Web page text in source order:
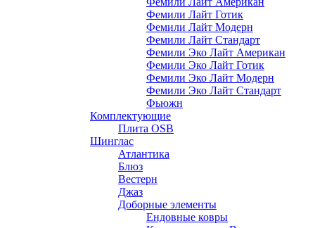
Фемили Лайт Готик
Фемили Лайт Модерн
Фемили Лайт Стандарт
Фемили Эко Лайт Американ
Фемили Эко Лайт Готик
Фемили Эко Лайт Модерн
Фемили Эко Лайт Стандарт
Фьюжн
Комплектующие
Плита OSB
Шинглас
Атлантика
Блюз
Вестерн
Джаз
Доборные элементы
Ендовные ковры